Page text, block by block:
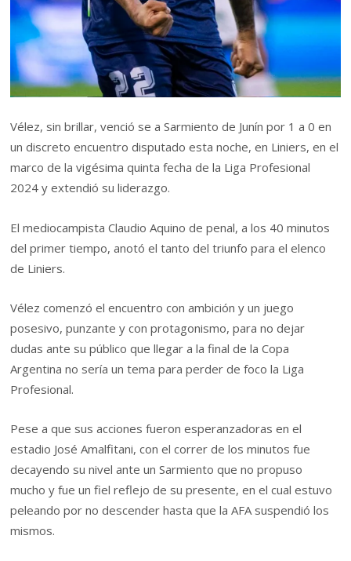
Vélez, sin brillar, venció se a Sarmiento de Junín por 1 a 0 en
un discreto encuentro disputado esta noche, en Liniers, en el
marco de la vigésima quinta fecha de la Liga Profesional
2024 y extendió su liderazgo.
El mediocampista Claudio Aquino de penal, a los 40 minutos
del primer tiempo, anotó el tanto del triunfo para el elenco
de Liniers.
Vélez comenzó el encuentro con ambición y un juego
posesivo, punzante y con protagonismo, para no dejar
dudas ante su público que llegar a la final de la Copa
Argentina no sería un tema para perder de foco la Liga
Profesional.
Pese a que sus acciones fueron esperanzadoras en el
estadio José Amalfitani, con el correr de los minutos fue
decayendo su nivel ante un Sarmiento que no propuso
mucho y fue un fiel reflejo de su presente, en el cual estuvo
peleando por no descender hasta que la AFA suspendió los
mismos.